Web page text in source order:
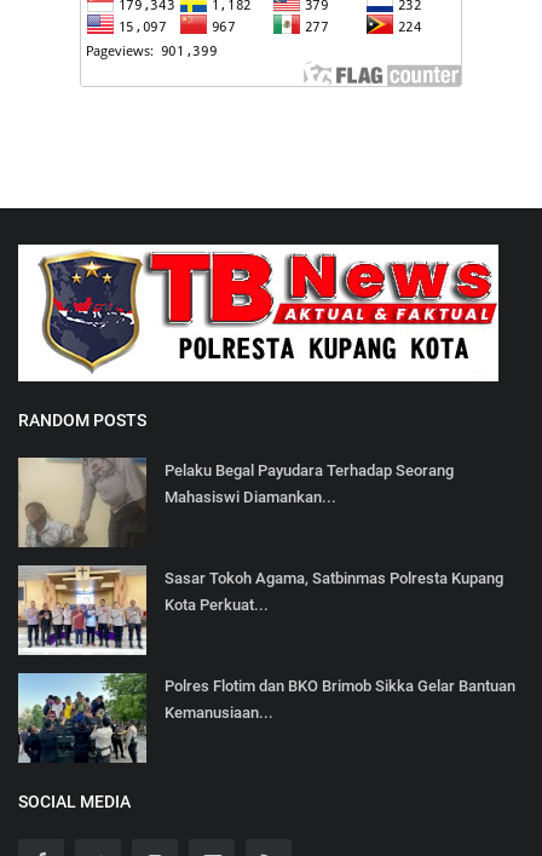
RANDOM POSTS
Pelaku Begal Payudara Terhadap Seorang
Mahasiswi Diamankan...
Sasar Tokoh Agama, Satbinmas Polresta Kupang
Kota Perkuat...
Polres Flotim dan BKO Brimob Sikka Gelar Bantuan
Kemanusiaan...
SOCIAL MEDIA